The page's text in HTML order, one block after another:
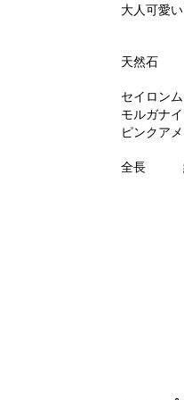
大人可愛
天然石
セイロン
モルガ
ピンクア
全長 約